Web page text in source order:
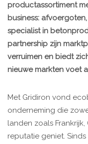
productassortiment
business:
specialist in
partnership zijn
verruimen en biedt
nieuwe markten voet
Met Gridiron vond
onderneming die
landen zoals
reputatie geniet.